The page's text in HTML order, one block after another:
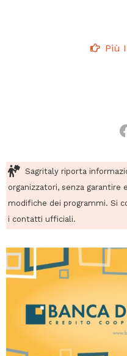
Più
Sagritaly riporta
organizzatori, senza garantire
modifiche dei programmi. Si
i contatti ufficiali.